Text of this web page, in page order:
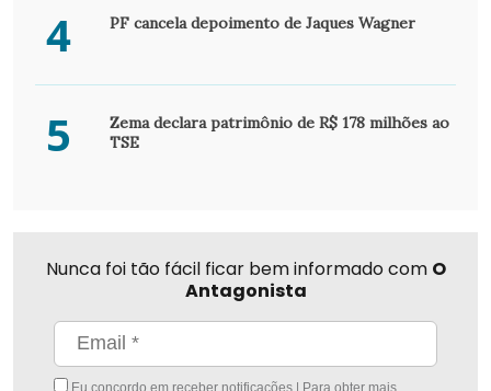
4 PF cancela depoimento de Jaques Wagner
5
Zema declara patrimônio de R$ 178 milhões ao
TSE
Nunca foi tão fácil ficar bem informado com O
Antagonista
Eu concordo em receber notificações | Para obter mais